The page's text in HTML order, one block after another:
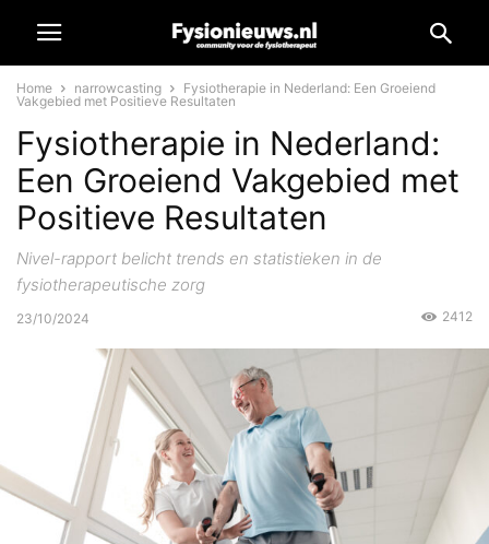
Home narrowcasting
Fysiotherapie in Nederland: Een Groeiend
Vakgebied met Positieve Resultaten
Fysiotherapie in Nederland:
Een Groeiend Vakgebied met
Positieve Resultaten
Nivel-rapport belicht trends en statistieken in de
fysiotherapeutische zorg
23/10/2024 2412